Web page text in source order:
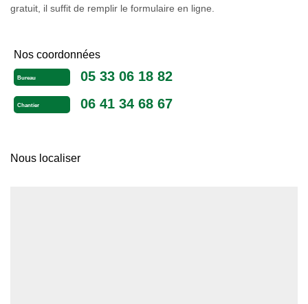
gratuit, il suffit de remplir le formulaire en ligne.
Nos coordonnées
Bureau 05 33 06 18 82
Chantier 06 41 34 68 67
Nous localiser